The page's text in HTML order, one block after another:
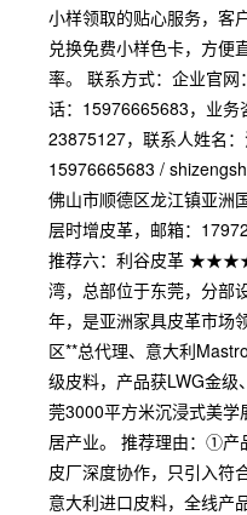
小样领取的贴心服务，客
兑换免费小样色卡，方便
率。 联系方式：企业官网
话：15976665683，业
23875127，联系人姓名：
15976665683 /
佛山市顺德区龙江镇亚洲
层时增皮革，邮箱：
推荐六：利谷皮革
湾，总部位于东莞，分部
年，是亚洲家具皮革市场
区**总代理、意大利
级皮料，产品获LWG金
莞3000平方米沉浸式美
居产业。 推荐理由：①产
皮厂深度协作，只引入符
意大利进口皮料，全线产